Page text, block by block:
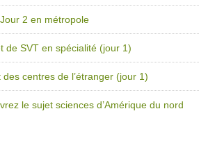
2 en métropole
de SVT en spécialité (jour 1)
centres de l’étranger (jour 1)
le sujet sciences d’Amérique du nord